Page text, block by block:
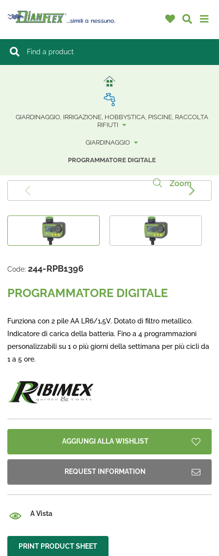
GIARDINAGGIO, IRRIGAZIONE, HOBBYSTICA, PISCINE, RACCOLTA
RIFIUTI
GIARDINAGGIO
PROGRAMMATORE DIGITALE
Zoom
Code: 244-RPB1396
PROGRAMMATORE DIGITALE
Funziona con 2 pile AA LR6/1,5V. Dotato di filtro metallico.
Indicatore di carica della batteria. Fino a 4 programmazioni
personalizzabili su 1 o più giorni della settimana per più cicli da
1 a 5 ore.
AGGIUNGI ALLA WISHLIST
REQUEST INFORMATION
A Vista
PRINT PRODUCT SHEET